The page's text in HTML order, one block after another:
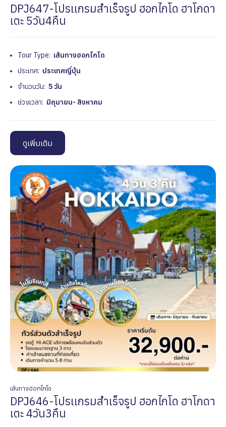
DPJ647-โปรเเกรมสำเร็จรูป ฮอกไกโด ฮาโกดา
เตะ 5วัน4คืน
Tour Type: เส้นทางฮอกไกโด
ประเทศ: ประเทศญี่ปุ่น
จำนวนวัน: 5 วัน
ช่วงเวลา: มิถุนายน- สิงหาคม
ดูเพิ่มเติม
เส้นทางฮอกไกโด
DPJ646-โปรเเกรมสำเร็จรูป ฮอกไกโด ฮาโกดา
เตะ 4วัน3คืน